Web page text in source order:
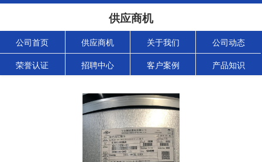
供应商机
公司首页 供应商机 关于我们 公司动态
荣誉认证 招聘中心 客户案例 产品知识